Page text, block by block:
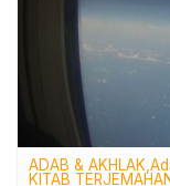
ADAB & AKHLAK
KITAB